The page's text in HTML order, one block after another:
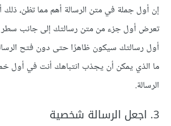
إن أول جملة في متن الرسالة أهم مما تظن، ذلك
تعرض أول جزء من متن رسالتك إلى جانب سطر
أول رسالتك سيكون ظاهرًا حتى دون فتح
ما الذي يمكن أن يجذب انتباهك أنت في أول
الرسالة.
3. اجعل الرسالة شخصية